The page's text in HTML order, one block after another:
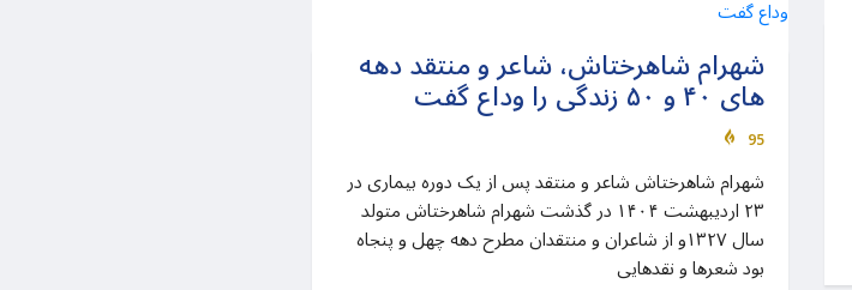
شهرام شاهرختاش، شاعر و منتقد دهه
های ۴۰ و ۵۰ زندگی را وداع گفت
95
۲۳ اردیبهشت ۱۴۰۴ در گذشت شهرام شاهرختاش متولد
سال ۱۳۲۷و از شاعران و منتقدان مطرح دهه چهل و پنجاه
بود شعرها و نقدهایی